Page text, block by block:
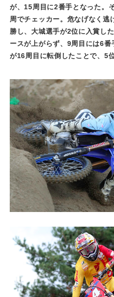
が、 15周目に2番手となった。
周でチェッカー。危なげなく逃
勝し、大城選手が2位に入賞し
ースが上がらず、 9周目には6番
が16周目に転倒したことで、 5